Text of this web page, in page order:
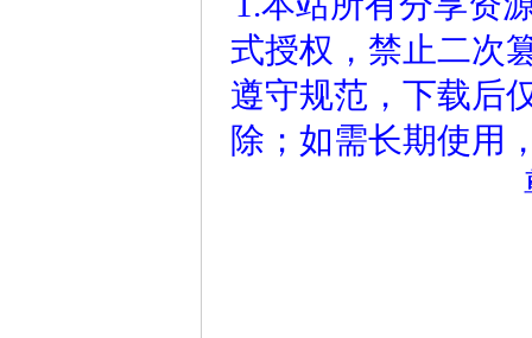
式授权，禁止二次
遵守规范，下载后
除；如需长期使用